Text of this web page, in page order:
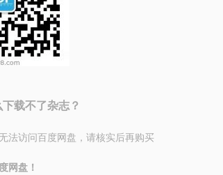
载不了杂志？
法访问百度网盘，请核实后再购买
网盘！